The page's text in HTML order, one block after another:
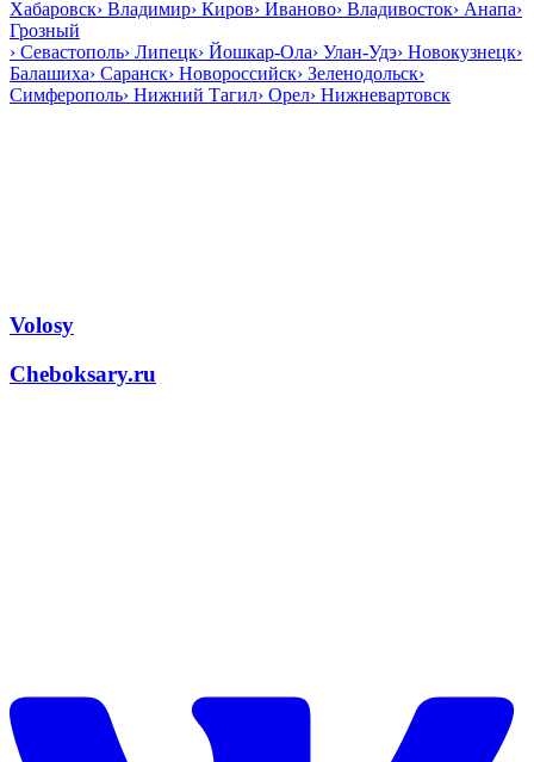
Хабаровск› Владимир› Киров› Иваново› Владивосток› Анапа›
Грозный
› Севастополь› Липецк› Йошкар-Ола› Улан-Удэ› Новокузнецк›
Балашиха› Саранск› Новороссийск› Зеленодольск›
Симферополь› Нижний Тагил› Орел› Нижневартовск
Volosy
Cheboksary.ru